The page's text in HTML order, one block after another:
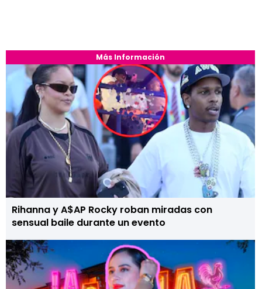
Más Información
Rihanna y A$AP Rocky roban miradas con
sensual baile durante un evento